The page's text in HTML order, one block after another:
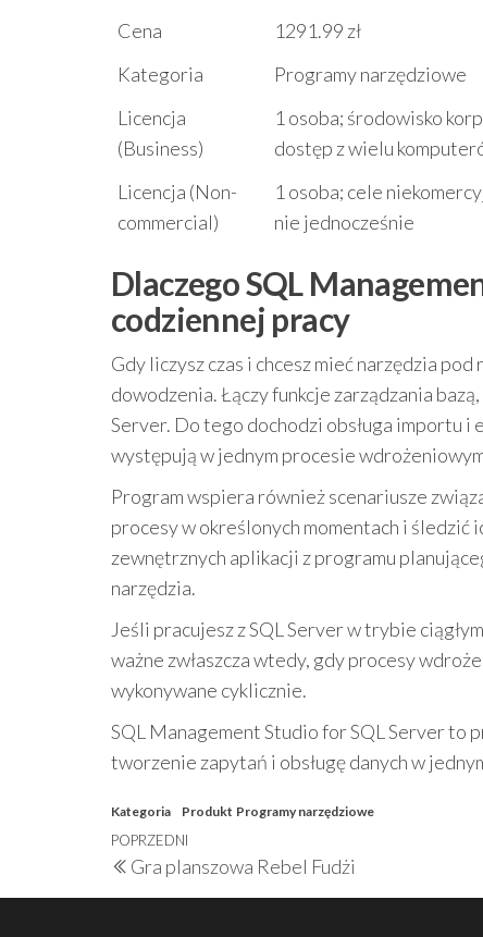
Cena
1291.99 zł
Kategoria
Programy narzędziowe
Licencja
(Business)
1 osoba; środowisko
dostęp z wielu
Licencja (Non-
commercial)
1 osoba; cele
nie jednocześnie
Dlaczego SQL
codziennej pracy
Gdy liczysz czas i chcesz mieć narzędzia
dowodzenia. Łączy funkcje zarządzania
Server. Do tego dochodzi obsługa importu
występują w jednym procesie
Program wspiera również scenariusze
procesy w określonych momentach i
zewnętrznych aplikacji z programu
narzędzia.
Jeśli pracujesz z SQL Server w trybie
ważne zwłaszcza wtedy, gdy procesy
wykonywane cyklicznie.
SQL Management Studio for SQL Server to
tworzenie zapytań i obsługę danych w
Kategoria Produkt Programy narzędziowe
Nawigacja
wpisu
Poprzedni
wpis
POPRZEDNI
Gra planszowa Rebel Fudżi